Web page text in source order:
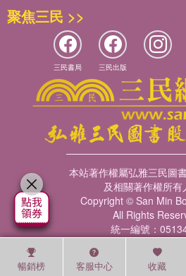
暢銷榜 客服中心 收藏
聚焦三民 >>
三民書局 三民出版
本站著作權屬弘雅三民圖
及相關著作權所有
Copyright © San Min
All Rights
統一編號：